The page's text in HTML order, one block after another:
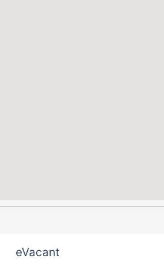
eVacant